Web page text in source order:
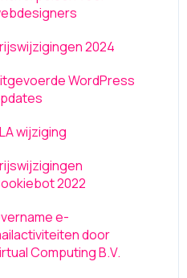
Updates
2024
WordPress
wijziging
2022
e-
door
Computing B.V.